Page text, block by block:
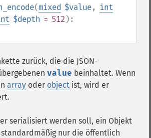
(mixed $value,
int
$depth = 512 ):
zurück, die die JSON-
value beinhaltet. Wenn
array oder object ist, wird er
serialisiert werden soll, ein Objekt
nur die öffentlich